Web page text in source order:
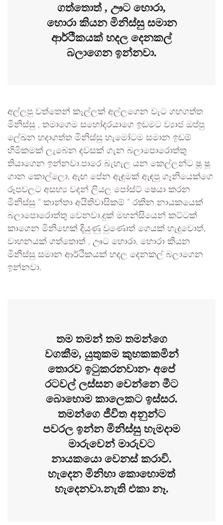
ගත්තොත් , ඌට හොරා,
හොරා කියන මිනිස්සු සමාන
ආර්ථිකයක් හදල දෙනකල්
බලාගෙන ඉන්නවා.
අල්ලපු වත්තෙන් කෑල්ලක් අල්ලගෙන වැට ගහගත්ත
මිනිස්සු , තමාගෙම සහෝදරයාගෙ ඉඩමට ව්‍යාජ ඔප්පු
ලේඛන හදාගත්ත මිනිස්සු හැමෝටම සමාන ඉඩම්
හිමිකමක් ලැබෙන දවසක් ගැන බලාපොරොත්තු
තියාගෙන ඉන්නවා.පාරෙ බැහැල යන කෙල්ලන්ට ෂූ ෂූ
ගාන කොල්ලො, ඇඟ පේන ඇඳුමක් ඇඳපු ගෑනියෙක්ගෙ
රූපවලට අසභ්‍ය වදන් ලියල පෝස්ට් ෂෙයා කරන
මිනිස්සු ” කාන්තා අයිතිවාසිකම් ” රකින නායකයෙක්
බලාපොරොත්තු වෙනවා.දුක් මහන්සියෙන් කට්ටක්
කාගෙන මිනිහෙක් දියුණු වුණොත් ගෙයක් හැදුවොත්,
වාහනයක් ගත්තොත් , ඌට හොරා, හොරා කියන
මිනිස්සු සමාන ආර්ථිකයක් හදල දෙනකල් බලාගෙන
ඉන්නවා.
තම තමන් තම තමන්ගෙ
වගකීම, යුතුකම කුහකකමින්
තොරව ඉටුකරනවානං අපේ
රටවල් ලස්සන වෙන්නෙ මීට
බොහොම කාලෙකට ඉස්සර.
තමන්ගෙ ජීවිත අනුන්ට
පවරල ඉන්න මිනිස්සු හැමදාම
මාරුවෙන් මාරුවට
නායකයො වෙනස් කරාවි.
හැදෙන මිනිහා කොහොමත්
හැදෙනවා.නැති එකා නෑ.